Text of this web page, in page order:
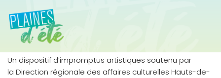
Aller
contenu
Un dispositif d’impromptus artistiques soutenu par
la Direction régionale des affaires culturelles Hauts-de-